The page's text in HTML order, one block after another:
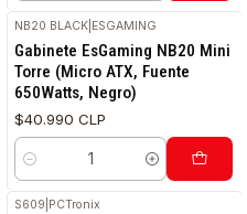
NB20 BLACK ESGAMING
Gabinete EsGaming NB20 Mini
Torre (Micro ATX, Fuente
650Watts, Negro)
$40.990 CLP
Cantidad
S609 PCTronix